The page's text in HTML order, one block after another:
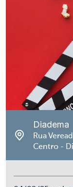
Diadema
Rua
Centro -